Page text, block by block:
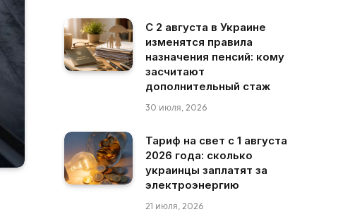
С 2 августа в Украине
изменятся правила
назначения пенсий: кому
засчитают
дополнительный стаж
30 июля, 2026
Тариф на свет с 1 августа
2026 года: сколько
украинцы заплатят за
электроэнергию
21 июля, 2026